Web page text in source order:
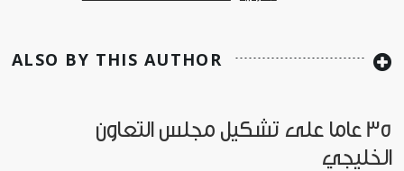
ALSO BY THIS AUTHOR
35 عاما على تشكيل مجلس التعاون
الخليجي